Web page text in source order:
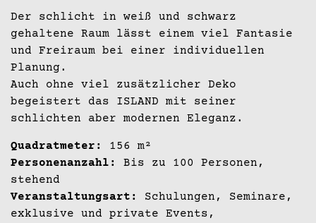
Der schlicht in weiß und schwarz
gehaltene Raum lässt einem viel Fantasie
und Freiraum bei einer individuellen
Planung.
Auch ohne viel zusätzlicher Deko
begeistert das ISLAND mit seiner
schlichten aber modernen Eleganz.
Quadratmeter:
156 m²
Personenanzahl:
Bis zu 100 Personen,
stehend
Veranstaltungsart:
Schulungen, Seminare,
exklusive und private Events,